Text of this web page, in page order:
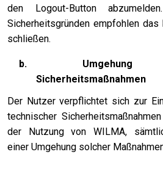
den Logout-Button
Sicherheitsgründen empfohlen
schließen.
b. Umgehung
Sicherheitsmaßnahmen
Der Nutzer verpflichtet sich zur
technischer
der Nutzung von WILMA,
einer Umgehung solcher